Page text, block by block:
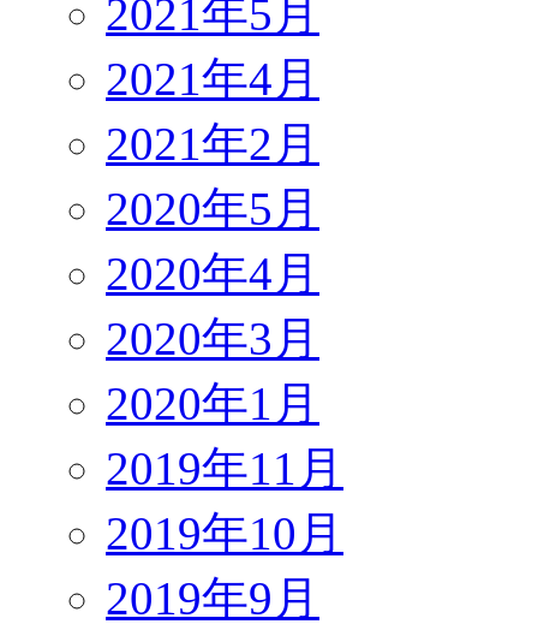
2021年5月
2021年4月
2021年2月
2020年5月
2020年4月
2020年3月
2020年1月
2019年11月
2019年10月
2019年9月